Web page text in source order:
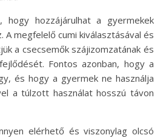
hogy hozzájárulhat a gyermekek
A megfelelő cumi kiválasztásával és
a csecsemők szájizomzatának és
Fontos azonban, hogy a
és hogy a gyermek ne használja
a túlzott használat hosszú távon
elérhető és viszonylag olcsó